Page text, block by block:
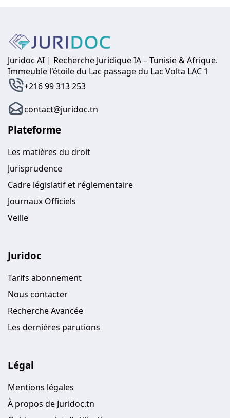
Juridoc AI | Recherche Juridique IA – Tunisie & Afrique.
Immeuble l'étoile du Lac passage du Lac Volta LAC 1
+216 99 313 253
contact@juridoc.tn
Plateforme
Les matières du droit
Jurisprudence
Cadre législatif et réglementaire
Journaux Officiels
Veille
Juridoc
Tarifs abonnement
Nous contacter
Recherche Avancée
Les derniéres parutions
Légal
Mentions légales
À propos de Juridoc.tn